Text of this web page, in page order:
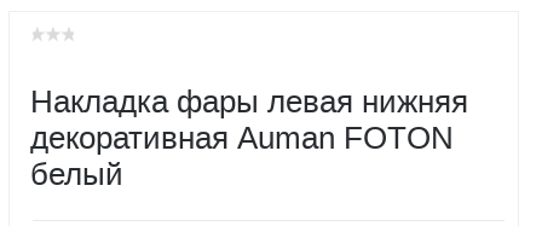
Накладка фары левая нижняя
декоративная Auman FOTON
белый